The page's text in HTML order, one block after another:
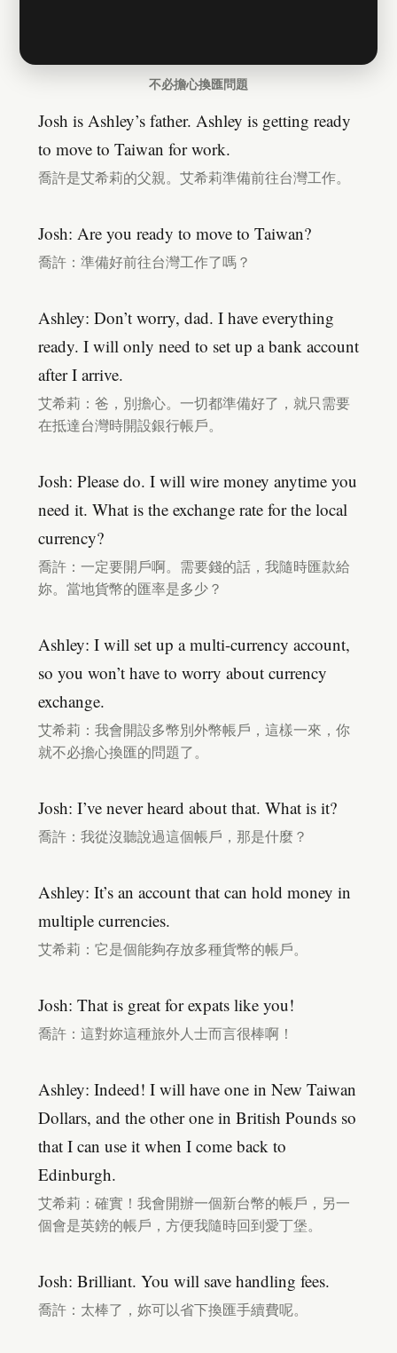
不必擔心換匯問題
Josh is Ashley’s father. Ashley is getting ready
to move to Taiwan for work.
喬許是艾希莉的父親。艾希莉準備前往台灣工作。
Josh: Are you ready to move to Taiwan?
喬許：準備好前往台灣工作了嗎？
Ashley: Don’t worry, dad. I have everything
ready. I will only need to set up a bank account
after I arrive.
艾希莉：爸，別擔心。一切都準備好了，就只需要
在抵達台灣時開設銀行帳戶。
Josh: Please do. I will wire money anytime you
need it. What is the exchange rate for the local
currency?
喬許：一定要開戶啊。需要錢的話，我隨時匯款給
妳。當地貨幣的匯率是多少？
Ashley: I will set up a multi-currency account,
so you won’t have to worry about currency
exchange.
艾希莉：我會開設多幣別外幣帳戶，這樣一來，你
就不必擔心換匯的問題了。
Josh: I’ve never heard about that. What is it?
喬許：我從沒聽說過這個帳戶，那是什麼？
Ashley: It’s an account that can hold money in
multiple currencies.
艾希莉：它是個能夠存放多種貨幣的帳戶。
Josh: That is great for expats like you!
喬許：這對妳這種旅外人士而言很棒啊！
Ashley: Indeed! I will have one in New Taiwan
Dollars, and the other one in British Pounds so
that I can use it when I come back to
Edinburgh.
艾希莉：確實！我會開辦一個新台幣的帳戶，另一
個會是英鎊的帳戶，方便我隨時回到愛丁堡。
Josh: Brilliant. You will save handling fees.
喬許：太棒了，妳可以省下換匯手續費呢。